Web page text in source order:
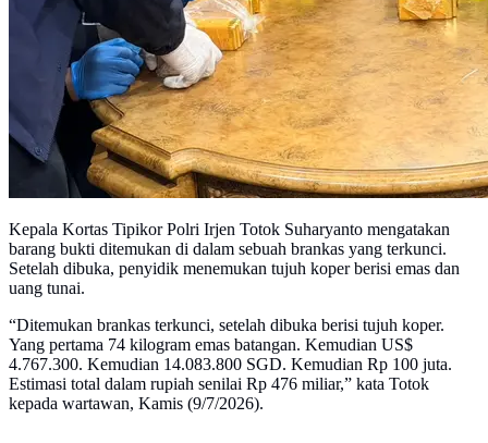
Kepala Kortas Tipikor Polri Irjen Totok Suharyanto mengatakan
barang bukti ditemukan di dalam sebuah brankas yang terkunci.
Setelah dibuka, penyidik menemukan tujuh koper berisi emas dan
uang tunai.
“Ditemukan brankas terkunci, setelah dibuka berisi tujuh koper.
Yang pertama 74 kilogram emas batangan. Kemudian US$
4.767.300. Kemudian 14.083.800 SGD. Kemudian Rp 100 juta.
Estimasi total dalam rupiah senilai Rp 476 miliar,” kata Totok
kepada wartawan, Kamis (9/7/2026).